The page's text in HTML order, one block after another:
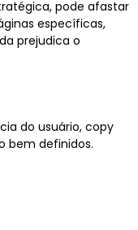
pode afastar
específicas,
prejudica o
do usuário, copy
bem definidos.